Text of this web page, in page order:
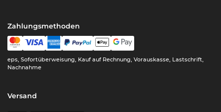
Zahlungsmethoden
eps, Sofortüberweisung, Kauf auf Rechnung, Vorauskasse, Lastschrift,
Nachnahme
Versand